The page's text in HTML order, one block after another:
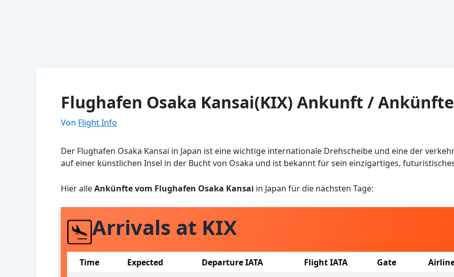
Flughafen Osaka Kansai(KIX) Ankunft / Ankünfte
Von Flight Info
Der Flughafen Osaka Kansai in Japan ist eine wichtige internationale Drehscheibe und eine der
auf einer künstlichen Insel in der Bucht von Osaka und ist bekannt für sein einzigartiges,
Hier alleAnkünfte vom Flughafen Osaka Kansai in Japan für die nächsten Tage:
Arrivals at KIX
Time Expected Departure IATA Flight IATA Gate